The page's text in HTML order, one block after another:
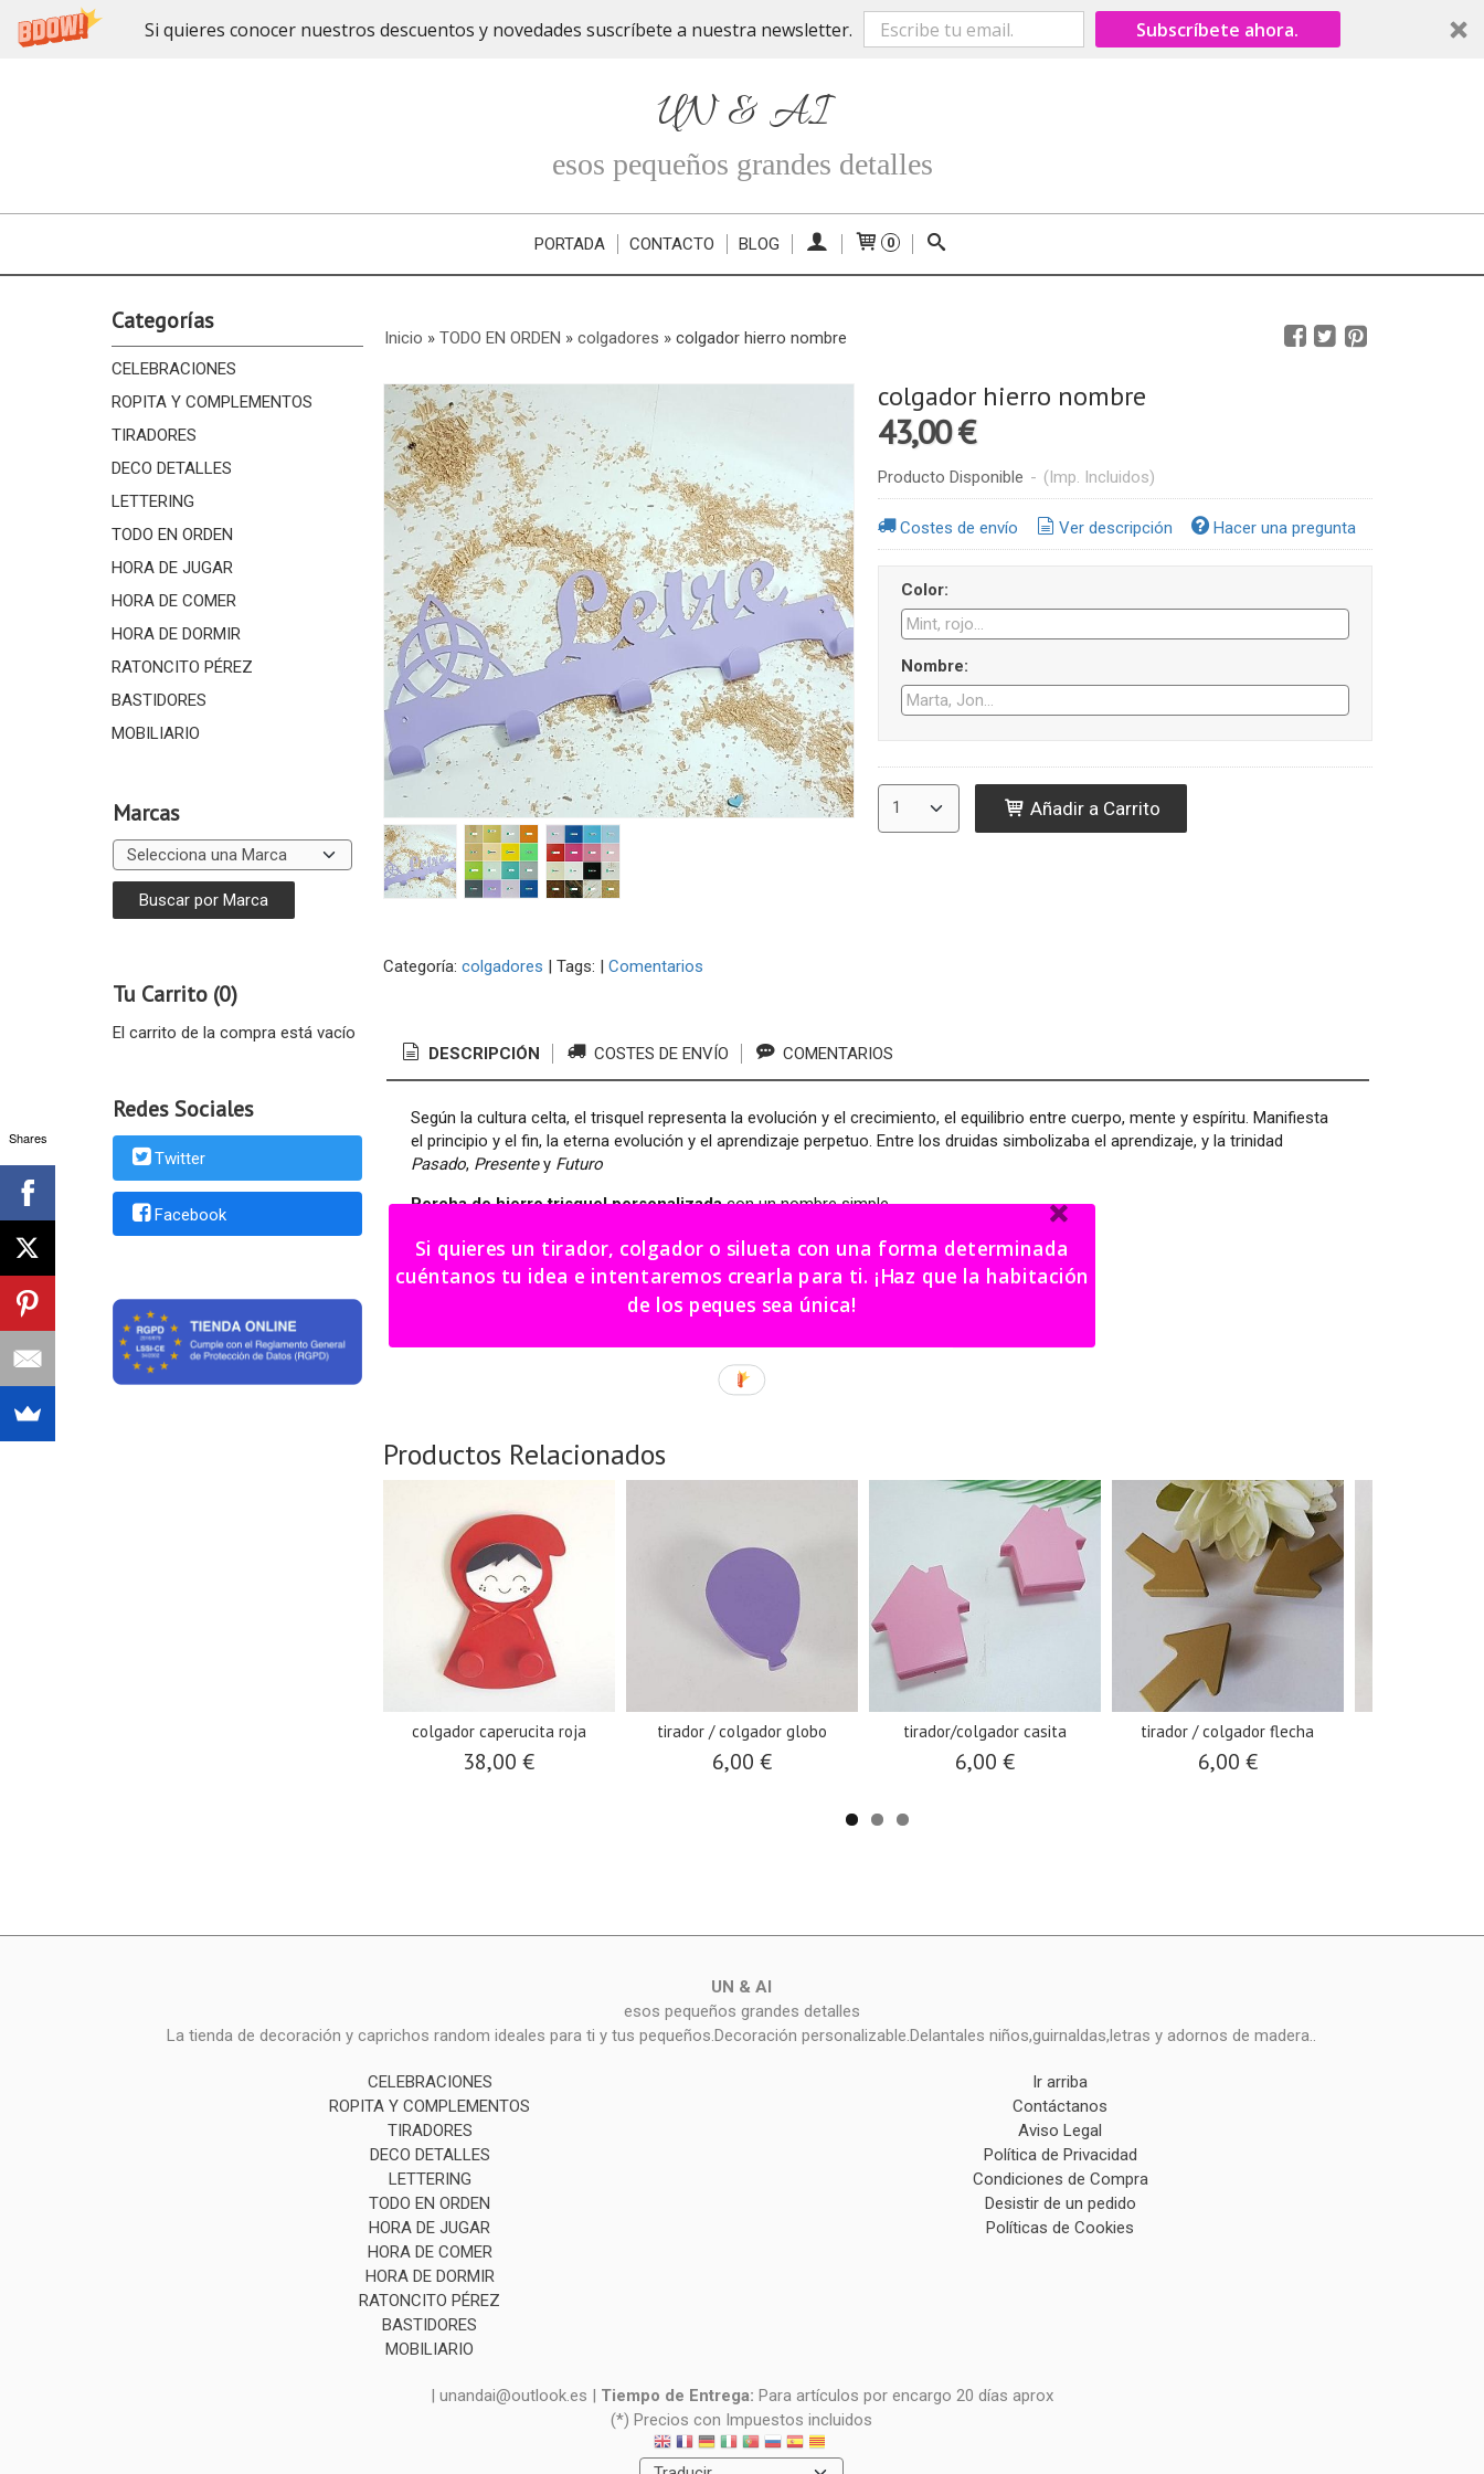
Si quieres conocer nuestros descuentos y novedades suscríbete a nuestra newsletter. Subscríbete ahora.
UN & AI
esos pequeños grandes detalles
PORTADA CONTACTO BLOG 0
Categorías
CELEBRACIONES
ROPITA Y COMPLEMENTOS
TIRADORES
DECO DETALLES
LETTERING
TODO EN ORDEN
HORA DE JUGAR
HORA DE COMER
HORA DE DORMIR
RATONCITO PÉREZ
BASTIDORES
MOBILIARIO
Marcas
Tu Carrito (0)
El carrito de la compra está vacío
Redes Sociales
Twitter
Facebook
Inicio » TODO EN ORDEN » colgadores » colgador hierro nombre
colgador hierro nombre
43,00 €
Producto Disponible - (Imp. Incluidos)
Costes de envío Ver descripción Hacer una pregunta
Color:
Nombre:
Añadir a Carrito
Categoría: colgadores | Tags: | Comentarios
DESCRIPCIÓN COSTES DE ENVÍO COMENTARIOS
Según la cultura celta, el trisquel representa la evolución y el crecimiento, el equilibrio entre cuerpo, mente y espíritu. Manifiesta
el principio y el fin, la eterna evolución y el aprendizaje perpetuo. Entre los druidas simbolizaba el aprendizaje, y la trinidad
Pasado, Presentey Futuro
Percha de hierro trisquel personalizadacon un nombre simple.
Color a elegir.
Al ser un producto artesanal las medidas pueden variar unos cms.
Artículo por encargo. Plazo aprox. fabricación 20 días.
Productos Relacionados
colgador caperucita roja
38,00 €
tirador / colgador globo
6,00 €
tirador/colgador casita
6,00 €
tirador / colgador flecha
6,00 €
UN & AI
esos pequeños grandes detalles
La tienda de decoración y caprichos random ideales para ti y tus pequeños.Decoración personalizable.Delantales niños,guirnaldas,letras y adornos de madera..
CELEBRACIONES
ROPITA Y COMPLEMENTOS
TIRADORES
DECO DETALLES
LETTERING
TODO EN ORDEN
HORA DE JUGAR
HORA DE COMER
HORA DE DORMIR
RATONCITO PÉREZ
BASTIDORES
MOBILIARIO
Ir arriba
Contáctanos
Aviso Legal
Política de Privacidad
Condiciones de Compra
Desistir de un pedido
Políticas de Cookies
| unandai@outlook.es | Tiempo de Entrega: Para artículos por encargo 20 días aprox
(*) Precios con Impuestos incluidos
Shares
Si quieres un tirador, colgador o silueta con una forma determinada
cuéntanos tu idea e intentaremos crearla para ti. ¡Haz que la habitación
de los peques sea única!